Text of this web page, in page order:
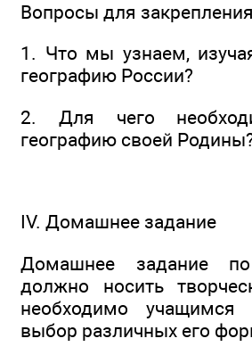
Вопросы для закрепления
1. Что мы узнаем,
географию России?
2. Для чего
географию своей
IV. Домашнее задание
Домашнее задание
должно носить
необходимо учащимся
выбор различных его